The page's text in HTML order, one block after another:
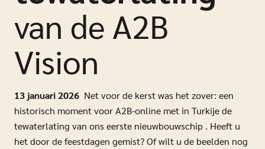
van de A2B
Vision
13 januari 2026 Net voor de kerst was het zover: een
historisch moment voor A2B-online met in Turkije de
tewaterlating van ons eerste nieuwbouwschip . Heeft u
het door de feestdagen gemist? Of wilt u de beelden nog